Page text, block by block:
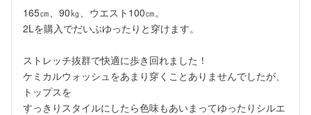
165㎝、90㎏、ウエスト100㎝。
2Lを購入でだいぶゆったりと穿けます。
ストレッチ抜群で快適に歩き回れました！
ケミカルウォッシュをあまり穿くことありませんでしたが、
トップスを
すっきりスタイルにしたら色味もあいまってゆったりシルエ